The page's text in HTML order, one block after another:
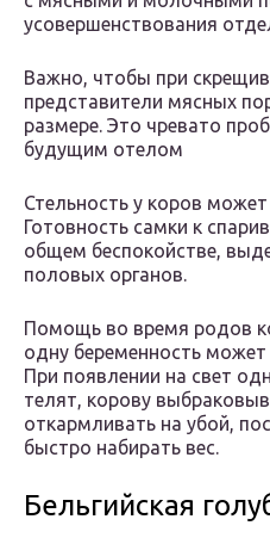
усовершенствования
Важно, чтобы при
представители мясных
размере. Это чревато
будущим отелом
Стельность у коров
Готовность самки к
общем беспокойстве,
половых органов.
Помощь во время родов
одну беременность
При появлении на свет
телят, корову
откармливать на убой,
быстро набирать вес.
Бельгийская